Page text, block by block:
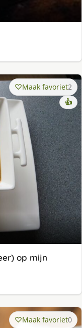
Maak favoriet2
👍
op mijn
Maak favoriet0